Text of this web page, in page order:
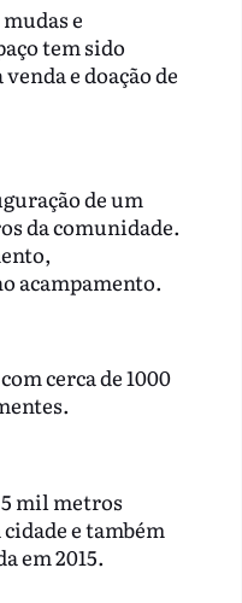
e
tem sido
e doação de
de um
da comunidade.
acampamento.
cerca de 1000
mil metros
e também
em 2015.